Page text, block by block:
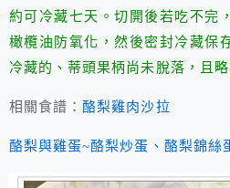
約可冷藏七天。切開後若吃不完
橄欖油防氧化，然後密封冷藏保
冷藏的、蒂頭果柄尚未脫落，且
相關食譜： 酪梨雞肉沙拉
酪梨與雞蛋~酪梨炒蛋、酪梨錦絲